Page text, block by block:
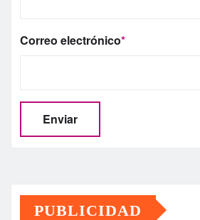
Correo electrónico*
PUBLICIDAD